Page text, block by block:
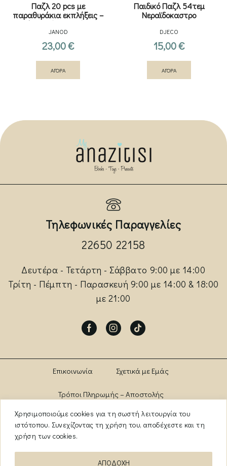
Χρησιμοποιούμε cookies για τη σωστή λειτουργία του
ιστότοπου. Συνεχίζοντας τη χρήση του, αποδέχεστε και τη
χρήση των cookies.
ΑΠΟΔΟΧΗ
Παζλ 20 pcs με
παραθυράκια εκπλήξεις –
Νύχτα κάτω από τα
αστέρια
JANOD
23,00€
ΑΓΟΡΑ
Παιδικό Παζλ 54τεμ
Νεραϊδοκαστρο
DJECO
15,00€
ΑΓΟΡΑ
Τηλεφωνικές Παραγγελίες
22650 22158
Δευτέρα - Τετάρτη - Σάββατο 9:00 με 14:00
Τρίτη - Πέμπτη - Παρασκευή 9:00 με 14:00 & 18:00
με 21:00
FacebookInstagram
Tik-
Επικοινωνία Σχετικά με Εμάς
Τρόποι Πληρωμής – Αποστολής
Πολιτική Αλλαγών – Επιστροφών Brands
Όροι Χρήσης